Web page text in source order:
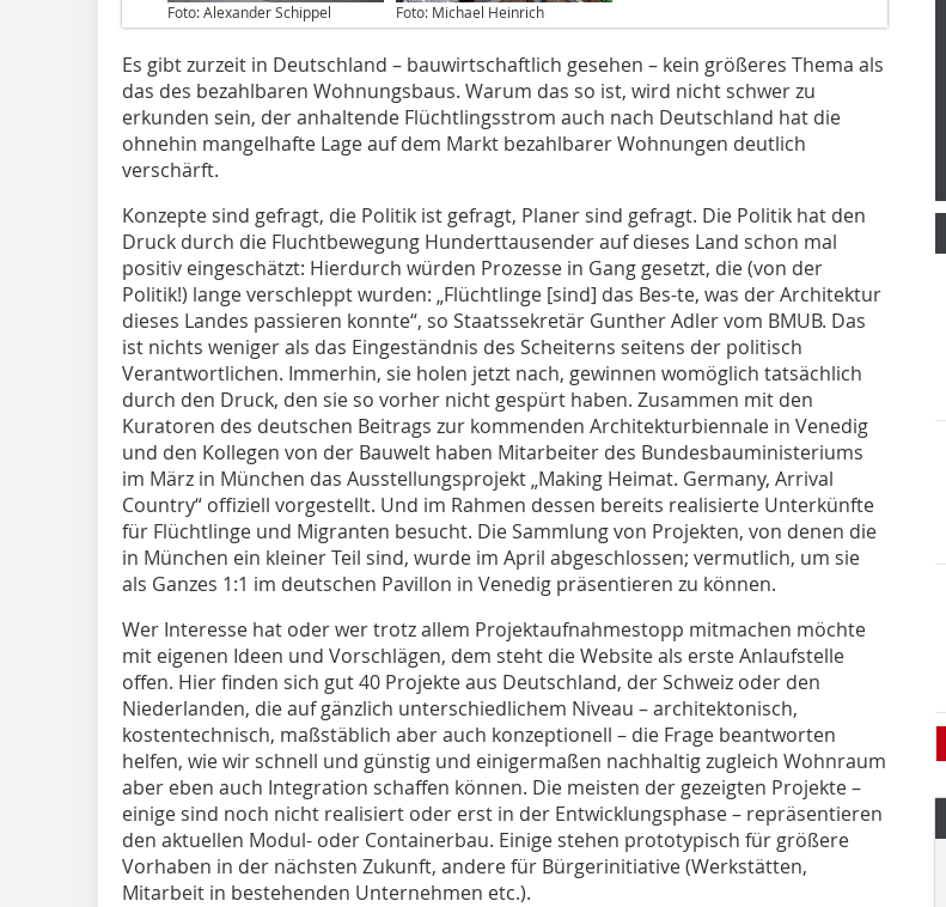
Foto: Alexander Schippel Foto: Michael Heinrich
Es gibt zurzeit in Deutschland – bauwirtschaftlich gesehen – kein größeres Thema als
das des bezahlbaren Wohnungsbaus. Warum das so ist, wird nicht schwer zu
erkunden sein, der anhaltende Flüchtlingsstrom auch nach Deutschland hat die
ohnehin mangelhafte Lage auf dem Markt bezahlbarer Wohnungen deutlich
verschärft.
Konzepte sind gefragt, die Politik ist gefragt, Planer sind gefragt. Die Politik hat den
Druck durch die Fluchtbewegung Hunderttausender auf dieses Land schon mal
positiv eingeschätzt: Hierdurch würden Prozesse in Gang gesetzt, die (von der
Politik!) lange verschleppt wurden: „Flüchtlinge [sind] das Bes-te, was der Architektur
dieses Landes passieren konnte“, so Staatssekretär Gunther Adler vom BMUB. Das
ist nichts weniger als das Eingeständnis des Scheiterns seitens der politisch
Verantwortlichen. Immerhin, sie holen jetzt nach, gewinnen womöglich tatsächlich
durch den Druck, den sie so vorher nicht gespürt haben. Zusammen mit den
Kuratoren des deutschen Beitrags zur kommenden Architekturbiennale in Venedig
und den Kollegen von der Bauwelt haben Mitarbeiter des Bundesbauministeriums
im März in München das Ausstellungsprojekt „Making Heimat. Germany, Arrival
Country“ offiziell vorgestellt. Und im Rahmen dessen bereits realisierte Unterkünfte
für Flüchtlinge und Migranten besucht. Die Sammlung von Projekten, von denen die
in München ein kleiner Teil sind, wurde im April abgeschlossen; vermutlich, um sie
als Ganzes 1:1 im deutschen Pavillon in Venedig präsentieren zu können.
Wer Interesse hat oder wer trotz allem Projektaufnahmestopp mitmachen möchte
mit eigenen Ideen und Vorschlägen, dem steht die Website als erste Anlaufstelle
offen. Hier finden sich gut 40 Projekte aus Deutschland, der Schweiz oder den
Niederlanden, die auf gänzlich unterschiedlichem Niveau – architektonisch,
kostentechnisch, maßstäblich aber auch konzeptionell – die Frage beantworten
helfen, wie wir schnell und günstig und einigermaßen nachhaltig zugleich Wohnraum
aber eben auch Integration schaffen können. Die meisten der gezeigten Projekte –
einige sind noch nicht realisiert oder erst in der Entwicklungsphase – repräsentieren
den aktuellen Modul- oder Containerbau. Einige stehen prototypisch für größere
Vorhaben in der nächsten Zukunft, andere für Bürgerinitiative (Werkstätten,
Mitarbeit in bestehenden Unternehmen etc.).